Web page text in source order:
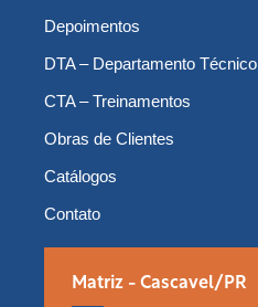
Depoimentos
DTA – Departamento Técnico
CTA – Treinamentos
Obras de Clientes
Catálogos
Contato
Matriz - Cascavel/PR